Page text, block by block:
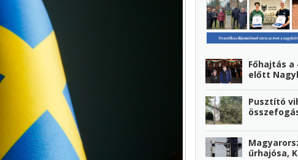
Főhajtás a
előtt
Pusztító
űrhajósa,